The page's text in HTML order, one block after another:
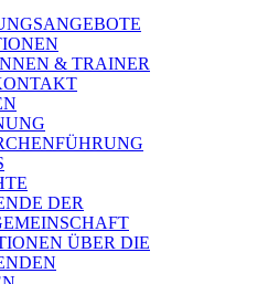
& TRAINER
DER
ÜBER DIE